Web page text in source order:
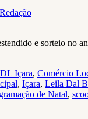
Redação
e sorteio no
Içara, Comércio
, Içara, Leila Dal
de Natal,